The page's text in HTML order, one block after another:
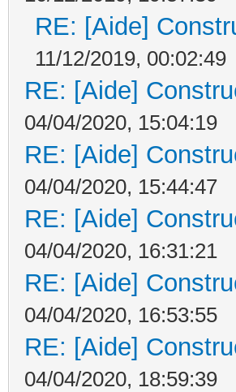
RE: [Aide]
11/12/2019, 00:02:49
RE: [Aide]
04/04/2020, 15:04:19
RE: [Aide]
04/04/2020, 15:44:47
RE: [Aide]
04/04/2020, 16:31:21
RE: [Aide]
04/04/2020, 16:53:55
RE: [Aide]
04/04/2020, 18:59:39